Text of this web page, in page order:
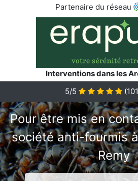
Partenaire du réseau
Interventions dans les
5/5
(101
Pour être mis en
société anti-fourmis
Remy